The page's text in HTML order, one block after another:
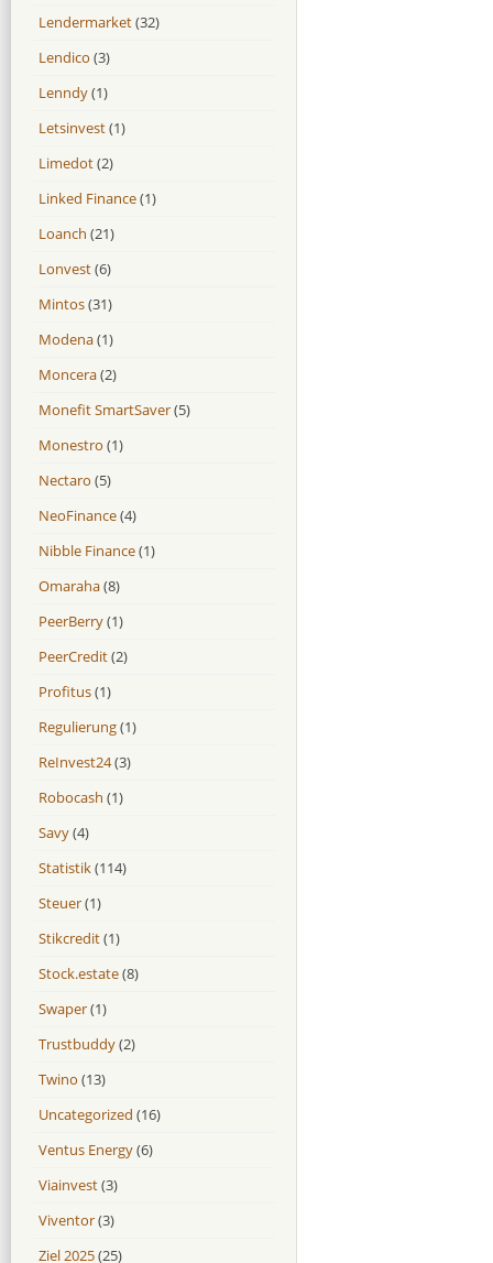
Lendermarket(32)
Lendico (3)
Lenndy(1)
Letsinvest(1)
Limedot(2)
Linked Finance(1)
Loanch (21)
Lonvest(6)
Mintos(31)
Modena(1)
Moncera(2)
Monefit SmartSaver(5)
Monestro (1)
Nectaro (5)
NeoFinance(4)
Nibble Finance(1)
Omaraha(8)
PeerBerry(1)
PeerCredit(2)
Profitus(1)
Regulierung(1)
ReInvest24(3)
Robocash (1)
Savy(4)
Statistik(114)
Steuer(1)
Stikcredit(1)
Stock.estate(8)
Swaper(1)
Trustbuddy(2)
Twino (13)
Uncategorized (16)
Ventus Energy(6)
Viainvest(3)
Viventor(3)
Ziel 2025(25)